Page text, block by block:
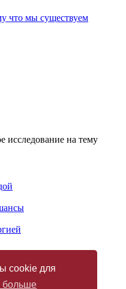
cookie для
больше
что мы существуем
исследование на тему